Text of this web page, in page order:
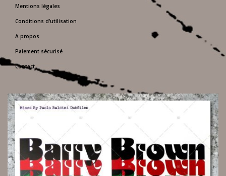
Mentions légales
Conditions d'utilisation
A propos
Paiement sécurisé
Contact